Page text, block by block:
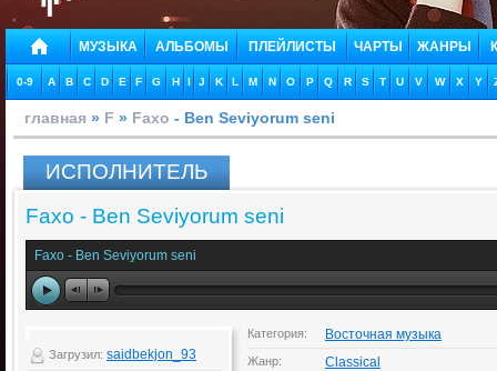
МУЗЫКА АЛЬБОМЫ ПЛЕЙЛИСТЫ ЧАРТЫ ЖАНРЫ
0-9 A B C D E F G H I J K L M N O P Q R S T U V W X Y
главная » F » Faxo - Ben Seviyorum seni
ИСПОЛНИТЕЛЬ
Faxo - Ben Seviyorum seni
Faxo - Ben Seviyorum seni
Загрузил: saidbekjon_93
Категория: Восточная музыка
Жанр: Classical